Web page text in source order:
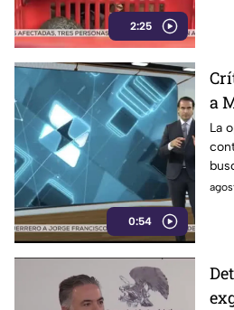
2:25
0:54
a
La